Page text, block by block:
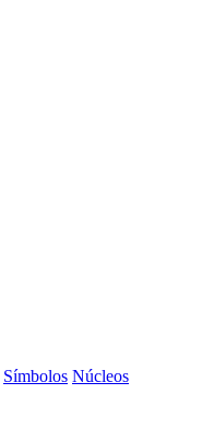
Símbolos Núcleos